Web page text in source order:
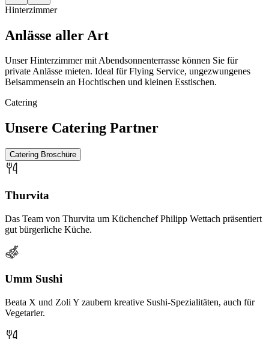
Hinterzimmer
Anlässe aller Art
Unser Hinterzimmer mit Abendsonnenterrasse können Sie für
private Anlässe mieten. Ideal für Flying Service, ungezwungenes
Beisammensein an Hochtischen und kleinen Esstischen.
Catering
Unsere Catering Partner
Catering Broschüre
Thurvita
Das Team von Thurvita um Küchenchef Philipp Wettach präsentiert
gut bürgerliche Küche.
Umm Sushi
Beata X und Zoli Y zaubern kreative Sushi-Spezialitäten, auch für
Vegetarier.